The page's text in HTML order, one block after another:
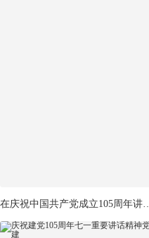
在庆祝中国共产党